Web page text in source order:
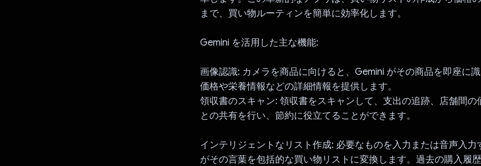
まで、買い物ルーティンを簡単に効率化します。
Gemini を活用した主な機能:
画像認識: カメラを商品に向けると、Gemini がその商品を即座に
価格や栄養情報などの詳細情報を提供します。
領収書のスキャン: 領収書をスキャンして、支出の追跡、店舗間の
との共有を行い、節約に役立てることができます。
インテリジェントなリスト作成: 必要なものを入力または音声入力
がその言葉を包括的な買い物リストに変換します。過去の購入履